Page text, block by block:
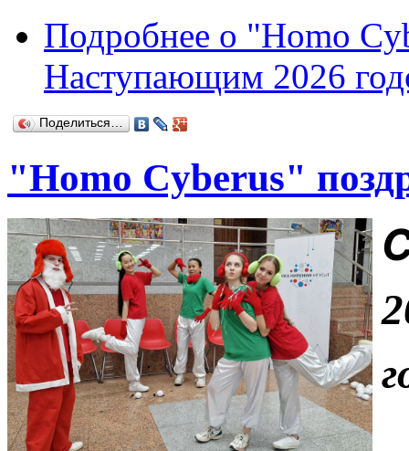
Подробнее о "Homo
Наступающим 2026
Поделиться…
"Homo Cyberus"